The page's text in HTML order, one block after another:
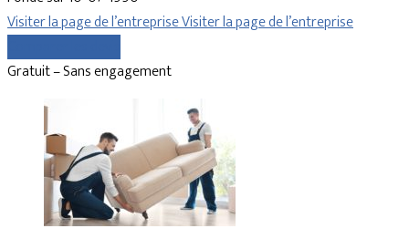
Visiter la page de l’entrepriseVisiter la page de l’entreprise
Gratuit – Sans engagement